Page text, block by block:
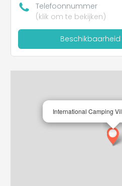
Telefoonnummer
(klik om te bekijken)
International Camping